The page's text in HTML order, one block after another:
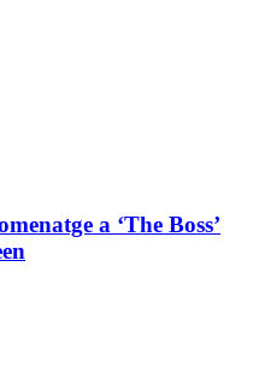
a ‘The Boss’